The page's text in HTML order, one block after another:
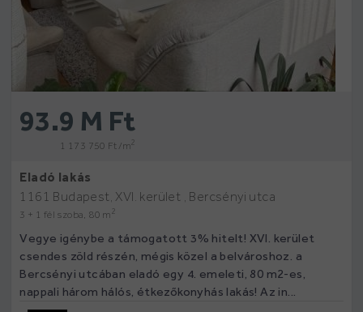
93.9 M Ft
1 173 750 Ft /m2
Eladó lakás
1161 Budapest, XVI. kerület , Bercsényi utca
3 + 1 fél szoba, 80 m 2
Vegye igénybe a támogatott 3% hitelt! XVI. kerület
csendes zöld részén, mégis közel a belvároshoz. a
Bercsényi utcában eladó egy 4. emeleti, 80 m2-es,
nappali három hálós, étkezőkonyhás lakás! Az in...